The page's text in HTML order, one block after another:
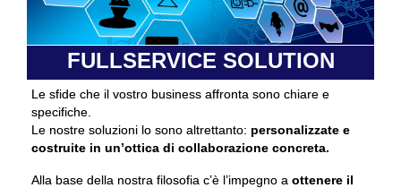
Qualità
PRIVACY
CONTATTI
FULLSERVICE SOLUTION
Le sfide che il vostro business affronta sono chiare e
specifiche.
Le nostre soluzioni lo sono altrettanto: personalizzate e
costruite in un’ottica di collaborazione concreta.
Alla base della nostra filosofia c’è l’impegno a ottenere il